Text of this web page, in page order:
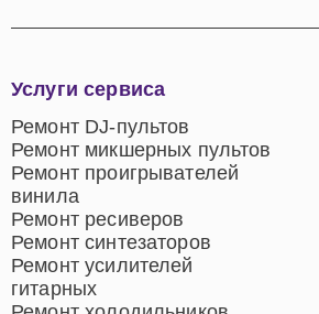
Услуги сервиса
Ремонт DJ-пультов
Ремонт микшерных пультов
Ремонт проигрывателей
винила
Ремонт ресиверов
Ремонт синтезаторов
Ремонт усилителей
гитарных